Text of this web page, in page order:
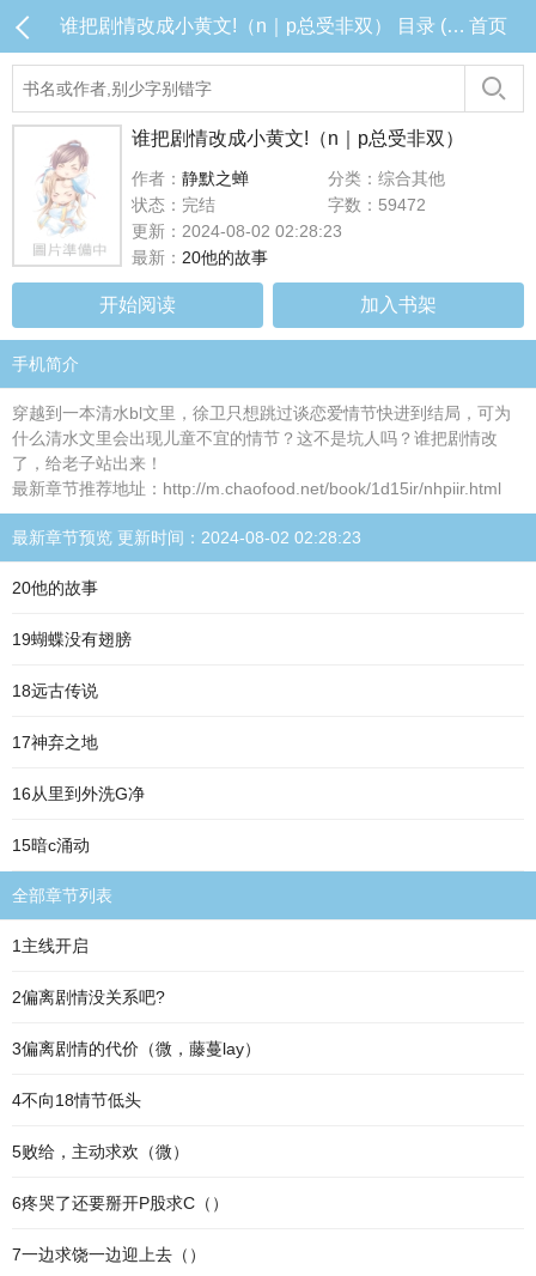
谁把剧情改成小黄文!（n｜p总受非双） 目录 (共20章) 首页
谁把剧情改成小黄文!（n｜p总受非双）
作者： 静默之蝉
分类：综合其他
状态：完结
字数：59472
更新：2024-08-02 02:28:23
最新： 20他的故事
开始阅读 加入书架
手机简介
穿越到一本清水bl文里，徐卫只想跳过谈恋爱情节快进到结局，可为
什么清水文里会出现儿童不宜的情节？这不是坑人吗？谁把剧情改
了，给老子站出来！
最新章节推荐地址：http://m.chaofood.net/book/1d15ir/nhpiir.html
最新章节预览 更新时间：2024-08-02 02:28:23
20他的故事
19蝴蝶没有翅膀
18远古传说
17神弃之地
16从里到外洗G净
15暗c涌动
全部章节列表
1主线开启
2偏离剧情没关系吧?
3偏离剧情的代价（微，藤蔓lay）
4不向18情节低头
5败给，主动求欢（微）
6疼哭了还要掰开P股求C（）
7一边求饶一边迎上去（）